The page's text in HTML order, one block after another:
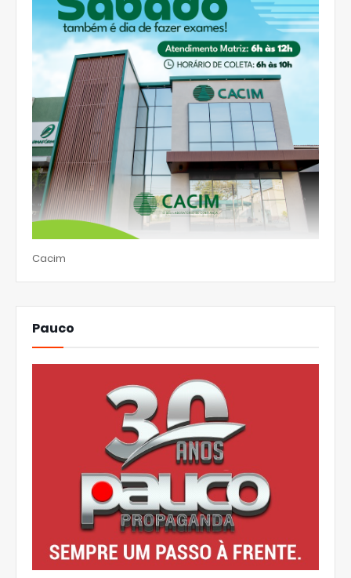
Cacim
Pauco